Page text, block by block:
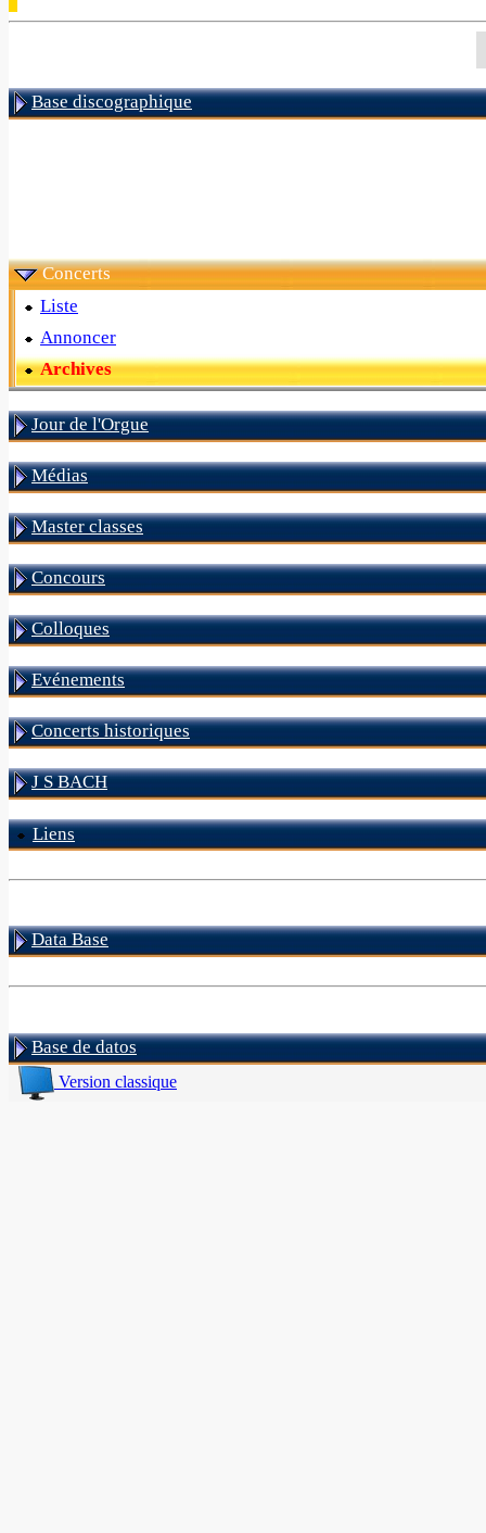
Base discographique
Concerts
Liste
Annoncer
Archives
Jour de l'Orgue
Médias
Master classes
Concours
Colloques
Evénements
Concerts historiques
J S BACH
Liens
Data Base
Base de datos
Version classique